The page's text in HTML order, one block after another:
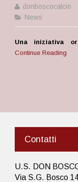
donboscocalcio
News
Una iniziativa
Continue Reading
Contatti
U.S. DON
Via S.G. Bosco